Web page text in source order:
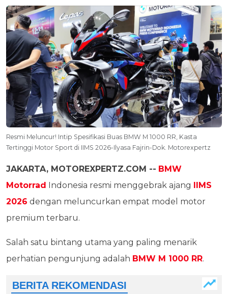
Resmi Meluncur! Intip Spesifikasi Buas BMW M 1000 RR, Kasta
Tertinggi Motor Sport di IIMS 2026-Ilyasa Fajrin-Dok. Motorexpertz
JAKARTA, MOTOREXPERTZ.COM -- BMW
Motorrad Indonesia resmi menggebrak ajang IIMS
2026 dengan meluncurkan empat model motor
premium terbaru.
Salah satu bintang utama yang paling menarik
perhatian pengunjung adalah BMW M 1000 RR.